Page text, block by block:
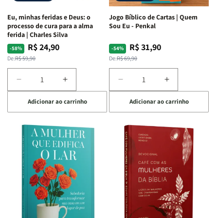
Espirituais
|
Estela
Espirituais
|
Eu, minhas feridas e Deus: o
processo de cura para a alma
ferida | Charles Silva
-58%
Preço
normal
De:R$ 59,90
Preço
promocional
R$ 24,90
Diminuir
a
quantidade
de
Eu,
minhas
feridas
e
Deus:
o
processo
de
cura
Aumentar
a
quantidade
de
Eu,
minhas
feridas
e
Deus:
o
processo
de
cura
Adicionar ao carrinho
Jogo Bíblico de Cartas | Quem
Sou Eu - Penkal
-54%
Preço
normal
De:R$ 69,90
Preço
promocional
R$ 31,90
Diminuir
a
quantidade
de
Jogo
Bíblico
de
Cartas
Quem
Sou
Eu
Aumentar
a
quantidade
de
Jogo
Bíblico
Cartas
|
Quem
Sou
Eu
-
Adicionar ao carrinho